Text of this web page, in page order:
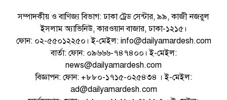
সম্পাদকীয় ও বাণিজ্য বিভাগ: ঢাকা ট্রেড সেন্টার, ৯৯, কাজী নজরুল
ইসলাম অ্যাভিনিউ, কারওয়ান বাজার, ঢাকা-১২১৫।
ফোন: ০২-৫৫০১২২৫০। ই-মেইল: info@dailyamardesh.com
বার্তা: ফোন: ০৯৬৬৬-৭৪৭৪০০। ই-মেইল:
news@dailyamardesh.com
বিজ্ঞাপন: ফোন: +৮৮০-১৭১৫-০২৫৪৩৪ । ই-মেইল:
ad@dailyamardesh.com